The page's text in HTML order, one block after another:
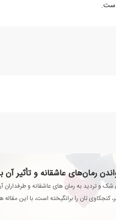
شک و تردید به رمان های عاشقانه و طرفداران
کنجکاوی تان را برانگیخته است، با این مقاله